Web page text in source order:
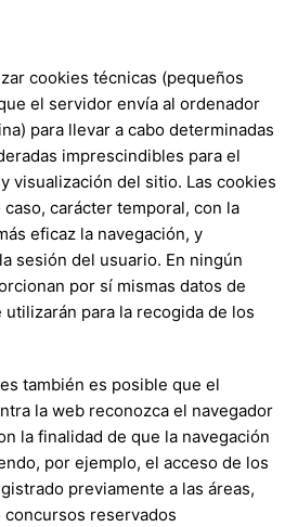
cookies técnicas (pequeños
el servidor envía al ordenador
para llevar a cabo determinadas
imprescindibles para el
visualización del sitio. Las cookies
carácter temporal, con la
eficaz la navegación, y
sesión del usuario. En ningún
por sí mismas datos de
para la recogida de los
también es posible que el
la web reconozca el navegador
la finalidad de que la navegación
por ejemplo, el acceso de los
previamente a las áreas,
reservados